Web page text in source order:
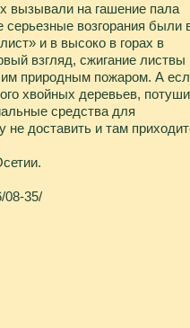
вызывали на гашение пала
возгорания были
и в высоко в горах в
взгляд, сжигание листвы
природным пожаром. А
хвойных деревьев,
средства для
доставить и там
08-35/